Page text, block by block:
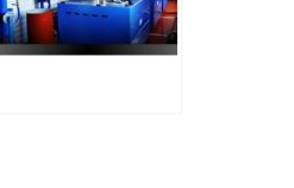
блочно-
модульних